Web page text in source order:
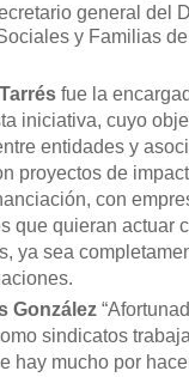
general del
y Familias
fue la
iniciativa, cuyo
entidades y
proyectos de
con
que quieran actuar
ya sea
González
sindicatos
hay mucho por